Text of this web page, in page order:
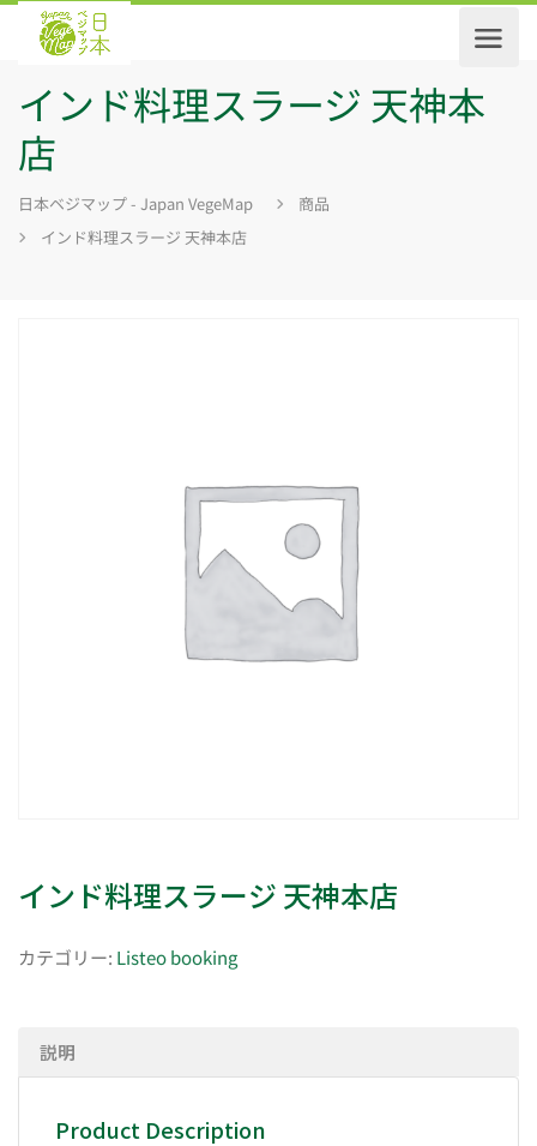
インド料理スラージ 天神本
店
日本ベジマップ - Japan VegeMap
商品
インド料理スラージ 天神本店
インド料理スラージ 天神本店
カテゴリー: Listeo booking
説明
Product Description